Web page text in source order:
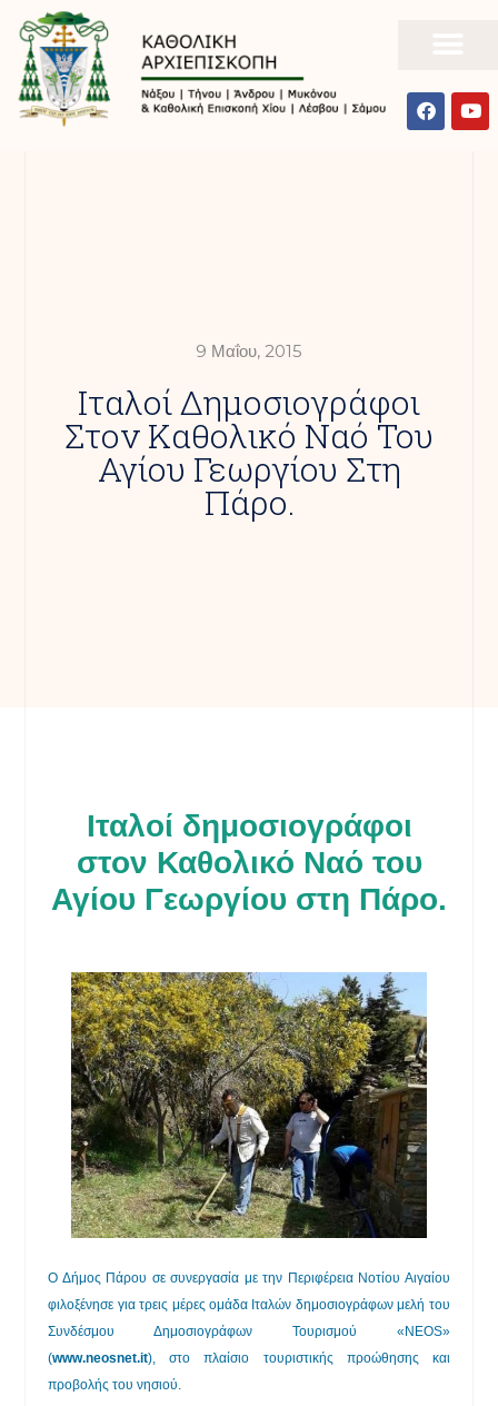
9 Μαΐου, 2015
Ιταλοί Δημοσιογράφοι
Στον Καθολικό Ναό Του
Αγίου Γεωργίου Στη
Πάρο.
Ιταλοί δημοσιογράφοι
στον Καθολικό Ναό του
Αγίου Γεωργίου στη Πάρο.
Ο Δήμος Πάρου σε συνεργασία με την Περιφέρεια Νοτίου Αιγαίου
φιλοξένησε για τρεις μέρες ομάδα Ιταλών δημοσιογράφων μελή του
Συνδέσμου Δημοσιογράφων Τουρισμού «NEOS»
(www.neosnet.it), στο πλαίσιο τουριστικής προώθησης και
προβολής του νησιού.